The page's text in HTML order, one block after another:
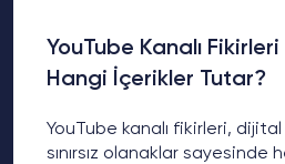
YouTube Kanalı
Hangi İçerikler Tutar?
YouTube kanalı fikirleri,
sınırsız olanaklar sayesinde